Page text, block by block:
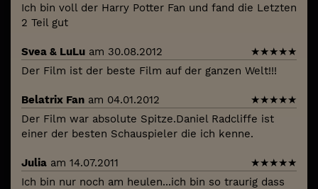
Ich bin voll der Harry Potter Fan und fand die Letzten
2 Teil gut
Svea & LuLu am 30.08.2012 ★★★★★
Der Film ist der beste Film auf der ganzen Welt!!!
Belatrix Fan am 04.01.2012 ★★★★★
Der Film war absolute Spitze.Daniel Radcliffe ist
einer der besten Schauspieler die ich kenne.
Julia am 14.07.2011 ★★★★★
Ich bin nur noch am heulen...ich bin so traurig dass